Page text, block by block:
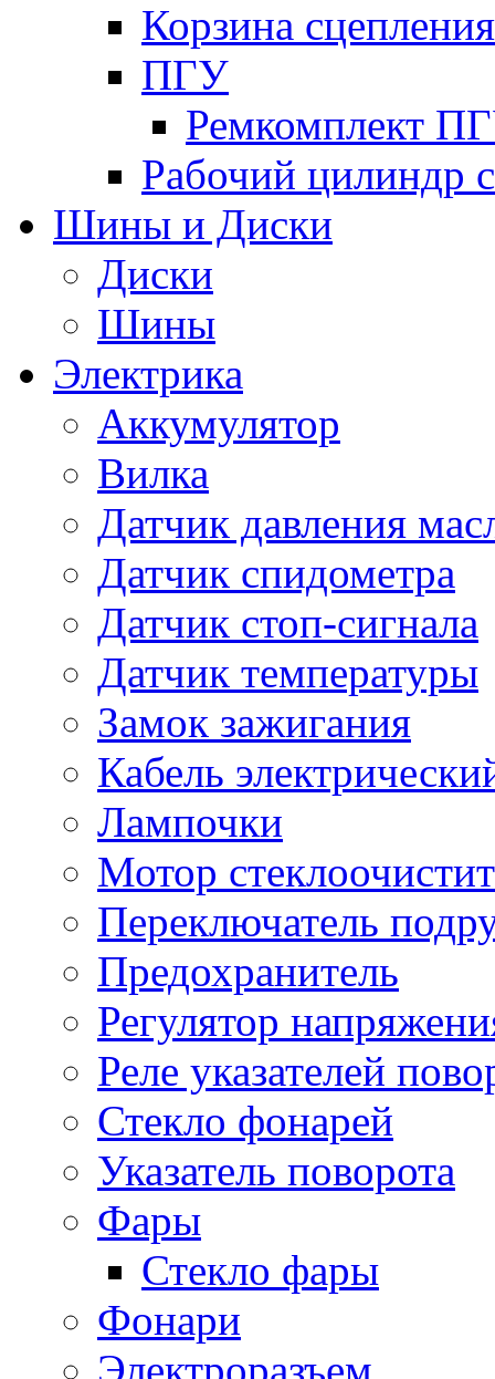
Корзина сцепления
ПГУ
Ремкомплект
Рабочий цилиндр
Шины и Диски
Диски
Шины
Электрика
Аккумулятор
Вилка
Датчик давления
Датчик спидометра
Датчик стоп-сигнала
Датчик температуры
Замок зажигания
Кабель
Лампочки
Мотор
Переключатель
Предохранитель
Регулятор
Реле указателей
Стекло фонарей
Указатель поворота
Фары
Стекло фары
Фонари